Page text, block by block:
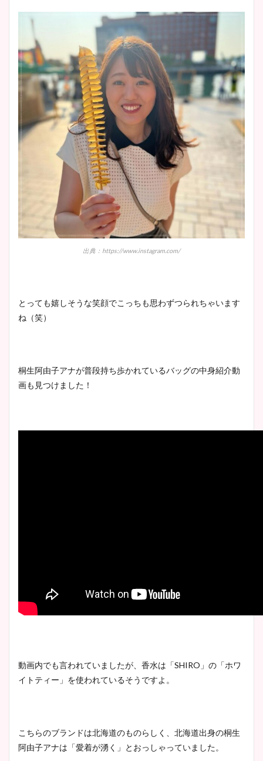
出典：https://www.instagram.com/
とっても嬉しそうな笑顔でこっちも思わずつられちゃいます
ね（笑）
桐生阿由子アナが普段持ち歩かれているバッグの中身紹介動
画も見つけました！
動画内でも言われていましたが、香水は「SHIRO」の「ホワ
イトティー」を使われているそうですよ。
こちらのブランドは北海道のものらしく、北海道出身の桐生
阿由子アナは「愛着が湧く」とおっしゃっていました。